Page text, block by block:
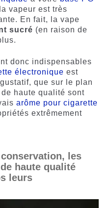
vapeur est très
En fait, la vape
sucré (en raison de
donc indispensables
électronique est
que sur le plan
haute qualité sont
arôme pour cigarette
extrêmement
les
haute qualité
leurs